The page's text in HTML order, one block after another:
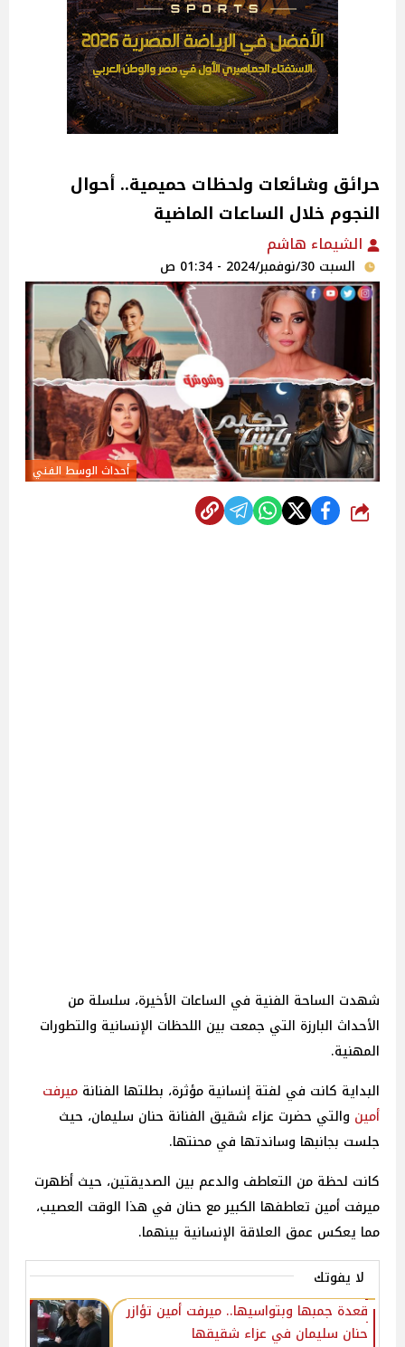
حرائق وشائعات ولحظات حميمية.. أحوال
النجوم خلال الساعات الماضية
الشيماء هاشم
السبت 30/نوفمبر/2024 - 01:34 ص
أحداث الوسط الفني
شارك
شهدت الساحة الفنية في الساعات الأخيرة، سلسلة من
الأحداث البارزة التي جمعت بين اللحظات الإنسانية والتطورات
المهنية.
البداية كانت في لفتة إنسانية مؤثرة، بطلتها الفنانة ميرفت
أمين والتي حضرت عزاء شقيق الفنانة حنان سليمان، حيث
جلست بجانبها وساندتها في محنتها.
كانت لحظة من التعاطف والدعم بين الصديقتين، حيث أظهرت
ميرفت أمين تعاطفها الكبير مع حنان في هذا الوقت العصيب،
مما يعكس عمق العلاقة الإنسانية بينهما.
لا يفوتك
قعدة جمبها وبتواسيها.. ميرفت أمين تؤازر
حنان سليمان في عزاء شقيقها